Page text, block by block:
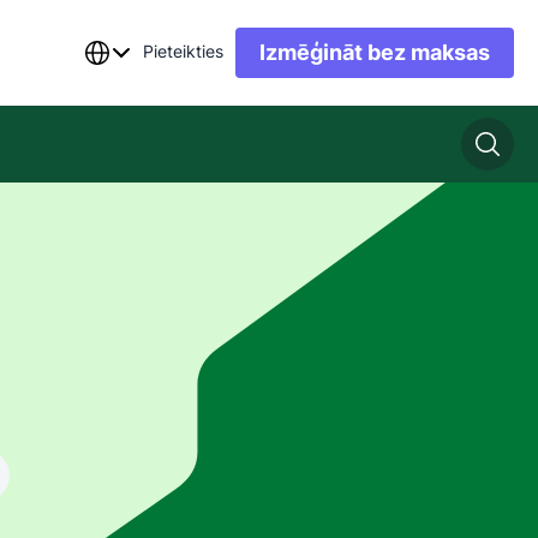
Pieteikties Izmēģināt bez maksas